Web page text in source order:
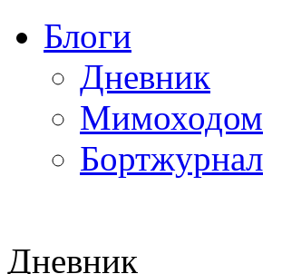
Блоги
Дневник
Мимоходом
Бортжурнал
Дневник